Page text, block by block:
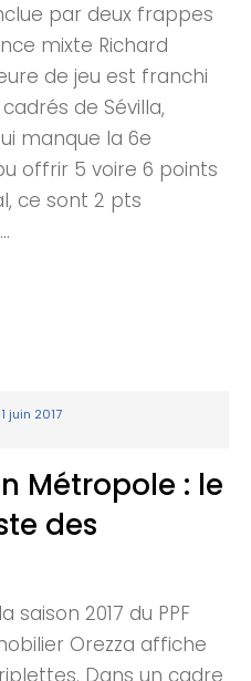
par deux frappes
mixte Richard
de jeu est franchi
de Sévilla,
manque la 6e
offrir 5 voire 6 points
ce sont 2 pts
1 juin 2017
Métropole : le
des
saison 2017 du PPF
Orezza affiche
Dans un cadre